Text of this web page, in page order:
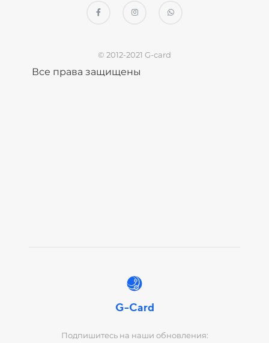
© 2012-2021 G-card
Все права защищены
G-Card
Подпишитесь на наши обновления: